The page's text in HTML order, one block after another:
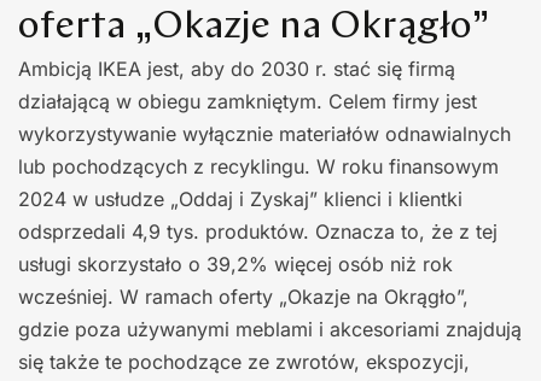
oferta „Okazje na Okrągło”
Ambicją IKEA jest, aby do 2030 r. stać się firmą
działającą w obiegu zamkniętym. Celem firmy jest
wykorzystywanie wyłącznie materiałów odnawialnych
lub pochodzących z recyklingu. W roku finansowym
2024 w usłudze „Oddaj i Zyskaj” klienci i klientki
odsprzedali 4,9 tys. produktów. Oznacza to, że z tej
usługi skorzystało o 39,2% więcej osób niż rok
wcześniej. W ramach oferty „Okazje na Okrągło”,
gdzie poza używanymi meblami i akcesoriami znajdują
się także te pochodzące ze zwrotów, ekspozycji,